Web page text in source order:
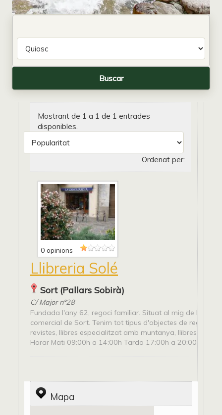
Mostrant de 1 a 1 de 1 entrades
disponibles.
Ordenat per:
0 opinions
Llibreria Solé
Sort (Pallars Sobirà)
C/ Major nº28
Fundada l'any 62, regoci familiar. Situat al mig de la zona
comercial de Sort. Tenim tot tipus d'objectes de regal,
revistes, llibres especialitzat amb muntanya, llibres del
Horar Mati 09:00h a 14:00h Tarda 17:00h a 20:00h
Mapa